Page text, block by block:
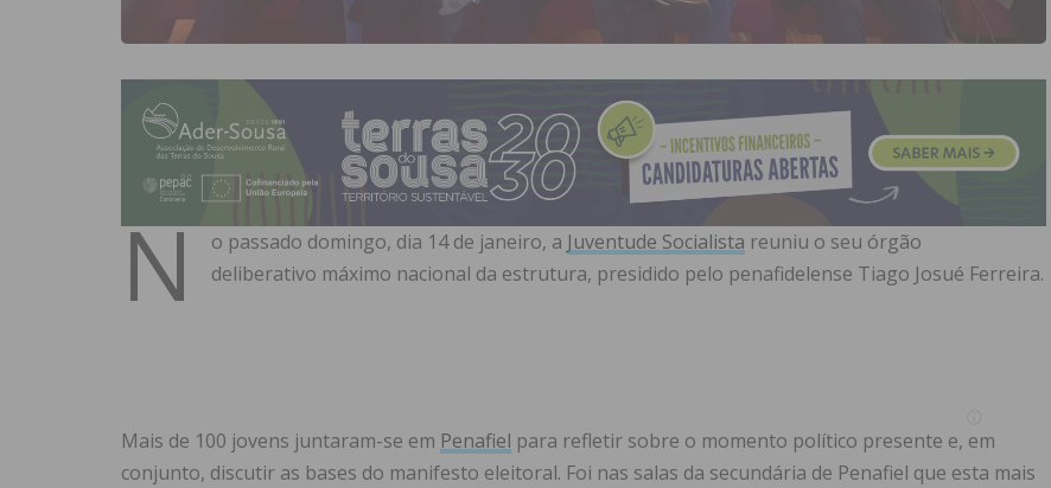
N o passado domingo, dia 14 de janeiro, a Juventude Socialista reuniu o seu órgão
deliberativo máximo nacional da estrutura, presidido pelo penafidelense Tiago Josué Ferreira.
Mais de 100 jovens juntaram-se em Penafiel para refletir sobre o momento político presente e, em
conjunto, discutir as bases do manifesto eleitoral. Foi nas salas da secundária de Penafiel que esta mais